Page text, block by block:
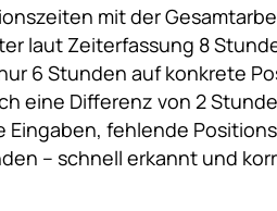
mit der
laut Zeiterfassung 8
6 Stunden auf konkrete
eine Differenz von 2
Eingaben, fehlende
– schnell erkannt und